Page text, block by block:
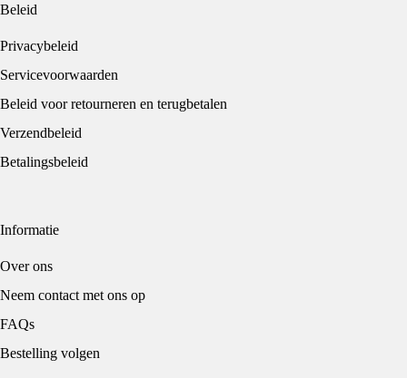
Beleid
Privacybeleid
Servicevoorwaarden
Beleid voor retourneren en terugbetalen
Verzendbeleid
Betalingsbeleid
Informatie
Over ons
Neem contact met ons op
FAQs
Bestelling volgen